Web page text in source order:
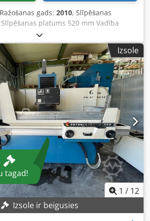
gads: 2010, Slīpēšanas
platums 520 mm Vadība
Credjvxwinepfx Ai Ref Instrumenta
63 A ass ° Darba detaļas svars 30 kg
un galda attālums min./maks. 473,5 -
mm Y ass 550 mm Z ass 1000 mm V
4 - 6 000 mm/min Y ass padeve 4
ass padeve 30 - 25 000 mm/min Galda
mm Slīpēšanas vārpstas ātrumi
000 apgr./min Slīpēšanas motora jauda
diametrs min./maks. 100 / 300 mm
mm Kopējais jaudas patēriņš 100,00
apm. 11,00 t Telpas prasības apm. 8,60 x
slīpmašīna 5 asu izpildījumā ar
dubultais dalītājs (B- C ass), V ass
sprauslas). Instrumentu maiņas
var darbināt arī bez automātiskā
ugunsdzēšanas sistēma,
mērinstrumentam. Bez vadības
darba detaļu pārvaldībai. Bez
Izsole
tagad!
1 / 12
Izsole ir beigusies